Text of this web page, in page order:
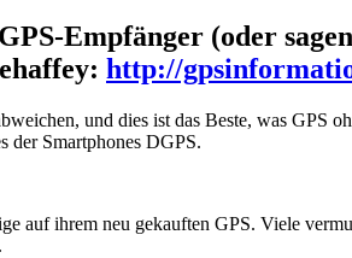
Empfänger (oder
http://
und dies ist das Beste, was GPS
der Smartphones DGPS.
ihrem neu gekauften GPS. Viele